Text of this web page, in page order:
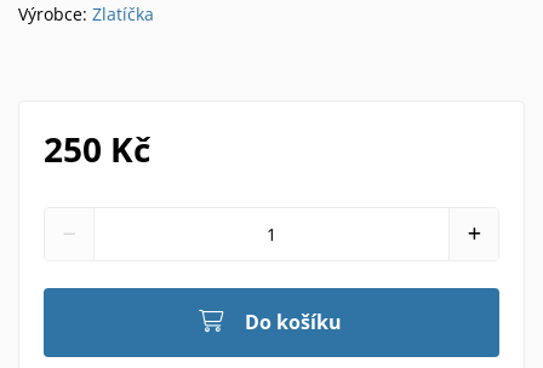
Výrobce: Zlatíčka
250 Kč
Do košíku